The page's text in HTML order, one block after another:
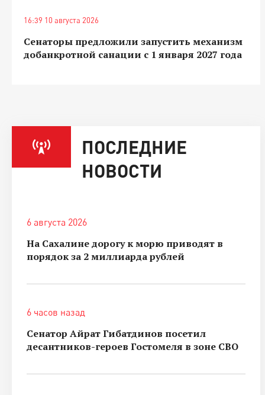
16:39 10 августа 2026
Сенаторы предложили запустить механизм
добанкротной санации с 1 января 2027 года
ПОСЛЕДНИЕ
НОВОСТИ
6 августа 2026
На Сахалине дорогу к морю приводят в
порядок за 2 миллиарда рублей
6 часов назад
Сенатор Айрат Гибатдинов посетил
десантников-героев Гостомеля в зоне СВО